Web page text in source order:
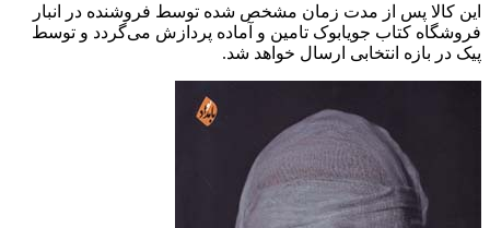
این کالا پس از مدت زمان مشخص شده توسط فروشنده در انبار
فروشگاه کتاب جویابوک تامین و آماده پردازش می‌گردد و توسط
پیک در بازه انتخابی ارسال خواهد شد.